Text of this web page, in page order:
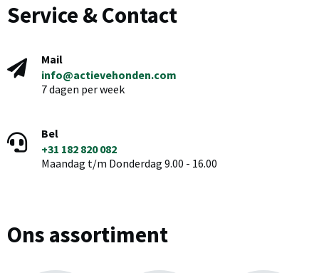
Service & Contact
Mail
info@actievehonden.com
7 dagen per week
Bel
+31 182 820 082
Maandag t/m Donderdag 9.00 - 16.00
Ons assortiment